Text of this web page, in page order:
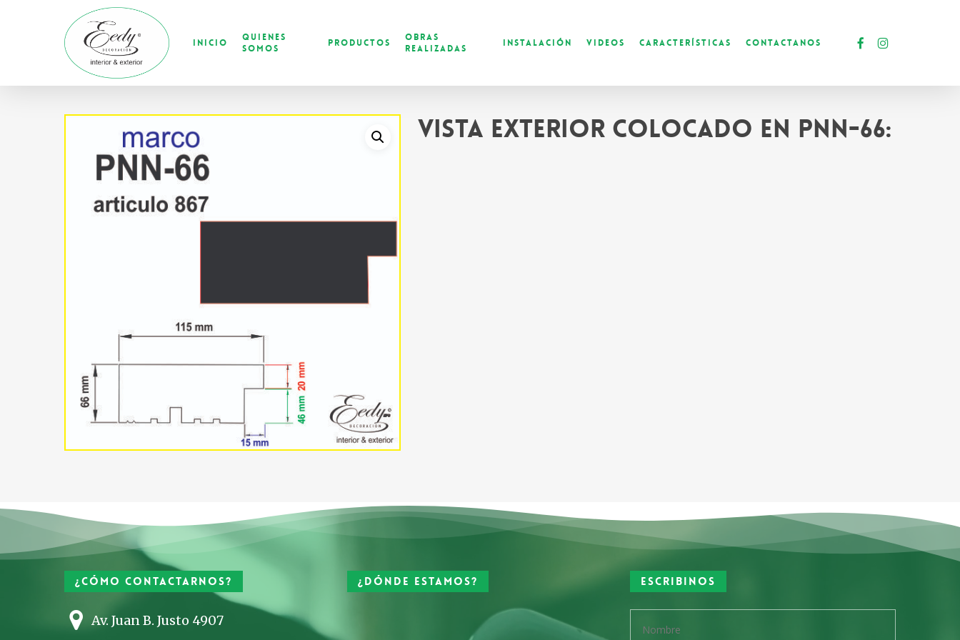
Inicio
Quienes
Somos
Productos
Obras
Realizadas
Instalación Videos Características Contactanos facebook
instagram
Vista exterior colocado en PNN-66:
¿Cómo contactarnos?
Av. Juan B. Justo 4907
¿Dónde estamos? Escribinos